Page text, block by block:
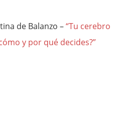
de Balanzo –“Tu cerebro
y por qué decides?”